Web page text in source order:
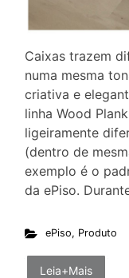
Caixas trazem
numa mesma
criativa e
linha Wood
ligeiramente
(dentro de
exemplo é o
da ePiso.
ePiso, Produto
Leia+Mais